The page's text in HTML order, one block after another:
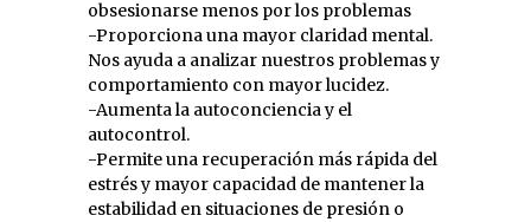
obsesionarse menos por los problemas
-Proporciona una mayor claridad mental.
Nos ayuda a analizar nuestros problemas y
comportamiento con mayor lucidez.
-Aumenta la autoconciencia y el
autocontrol.
-Permite una recuperación más rápida del
estrés y mayor capacidad de mantener la
estabilidad en situaciones de presión o